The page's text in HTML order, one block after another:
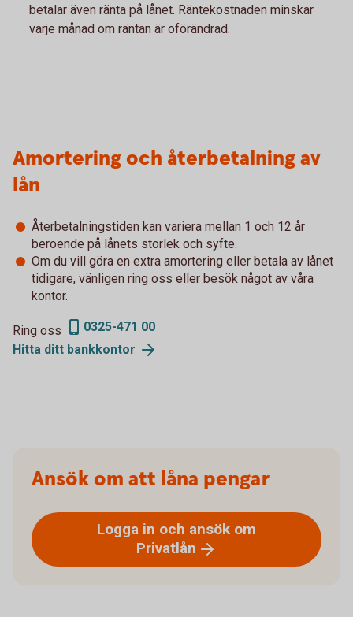
betalar även ränta på lånet. Räntekostnaden minskar
varje månad om räntan är oförändrad.
Amortering och återbetalning av
lån
Återbetalningstiden kan variera mellan 1 och 12 år
beroende på lånets storlek och syfte.
Om du vill göra en extra amortering eller betala av lånet
tidigare, vänligen ring oss eller besök något av våra
kontor.
Ring oss
0325-471 00
Hitta ditt bankkontor
Ansök om att låna pengar
Logga in och ansök om
Privatlån